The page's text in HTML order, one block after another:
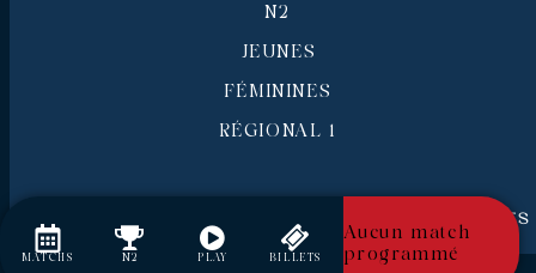
MATCHS N2 PLAY BILLETS
Aucun match
programmé
N2
JEUNES
FÉMININES
RÉGIONAL 1
RC Pays de Grasse © 2026 - Tous droits réservés
Mentions légales